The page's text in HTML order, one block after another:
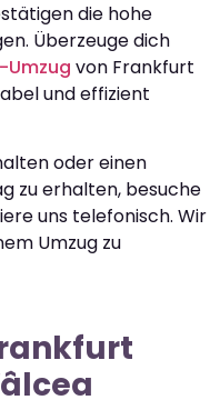
die hohe
Überzeuge dich
Umzug von Frankfurt
und effizient
oder einen
zu erhalten, besuche
uns telefonisch. Wir
Umzug zu